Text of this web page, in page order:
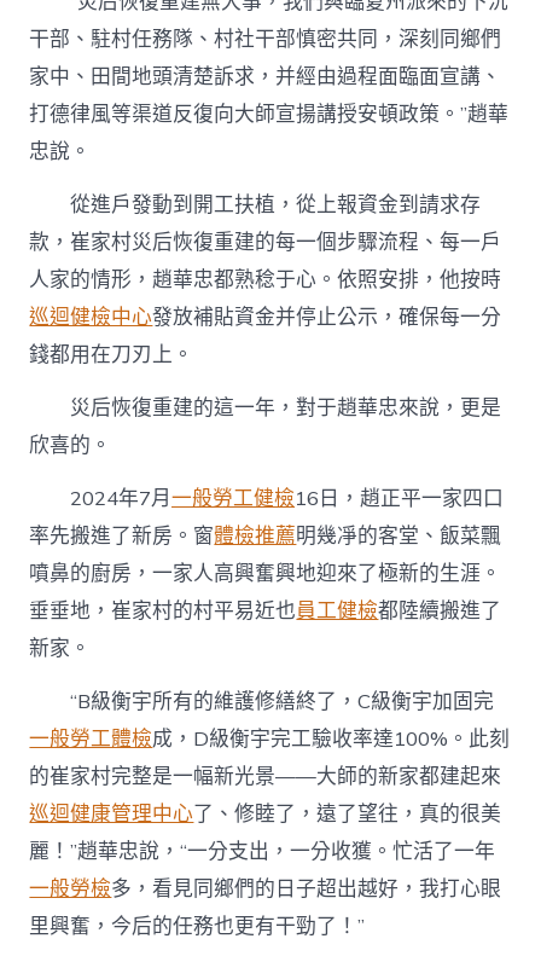
干部、駐村任務隊、村社干部慎密共同，深刻同鄉們
家中、田間地頭清楚訴求，并經由過程面臨面宣講、
打德律風等渠道反復向大師宣揚講授安頓政策。”趙華
忠說。
從進戶發動到開工扶植，從上報資金到請求存
款，崔家村災后恢復重建的每一個步驟流程、每一戶
人家的情形，趙華忠都熟稔于心。依照安排，他按時
巡迴健檢中心發放補貼資金并停止公示，確保每一分
錢都用在刀刃上。
災后恢復重建的這一年，對于趙華忠來說，更是
欣喜的。
2024年7月一般勞工健檢16日，趙正平一家四口
率先搬進了新房。窗體檢推薦明幾凈的客堂、飯菜飄
噴鼻的廚房，一家人高興奮興地迎來了極新的生涯。
垂垂地，崔家村的村平易近也員工健檢都陸續搬進了
新家。
“B級衡宇所有的維護修繕終了，C級衡宇加固完
一般勞工體檢成，D級衡宇完工驗收率達100%。此刻
的崔家村完整是一幅新光景——大師的新家都建起來
巡迴健康管理中心了、修睦了，遠了望往，真的很美
麗！”趙華忠說，“一分支出，一分收獲。忙活了一年
一般勞檢多，看見同鄉們的日子超出越好，我打心眼
里興奮，今后的任務也更有干勁了！”